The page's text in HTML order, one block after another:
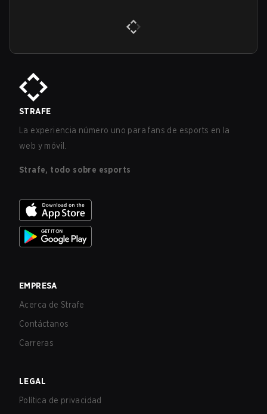
STRAFE
La experiencia número uno para fans de esports en la
web y móvil.
Strafe, todo sobre esports
EMPRESA
Acerca de Strafe
Contáctanos
Carreras
LEGAL
Política de privacidad